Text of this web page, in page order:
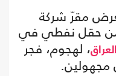
مقرّ شركة
حقل نفطي في
العراق، لهجوم، فجر
مجهولين.